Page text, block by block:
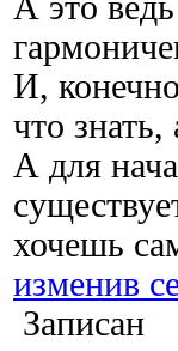
И,
что
А для
хочешь
изменив
Записан